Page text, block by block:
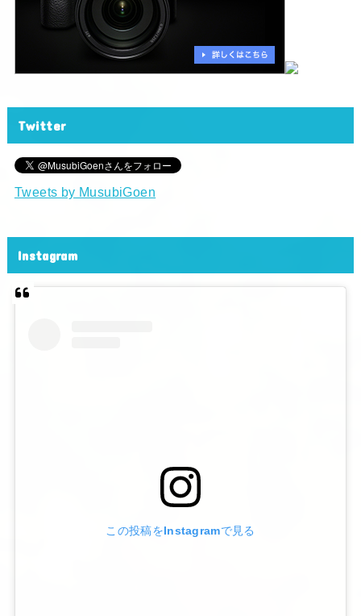
Twitter
Tweets by MusubiGoen
Instagram
この投稿をInstagramで見る